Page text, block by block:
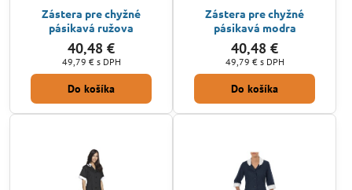
Zástera pre chyžné
pásikavá ružova
40,48 €
49,79 € s DPH
Do košíka
Zástera pre chyžné
pásikavá modra
40,48 €
49,79 € s DPH
Do košíka